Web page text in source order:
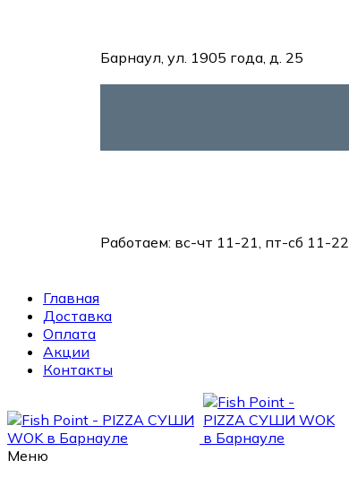
Барнаул, ул. 1905 года, д. 25
Работаем: вс-чт 11-21, пт-сб 11-22
Главная
Доставка
Оплата
Акции
Контакты
Меню